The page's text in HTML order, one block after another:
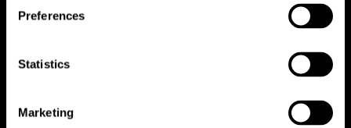
Preferences
Statistics
Marketing
Cognición
Funciones cerebrales
Personas Mayores Saludables (iTV)
Entrenamiento Adultos Mayores
Revisión sistemática
Taxonomía SG4D